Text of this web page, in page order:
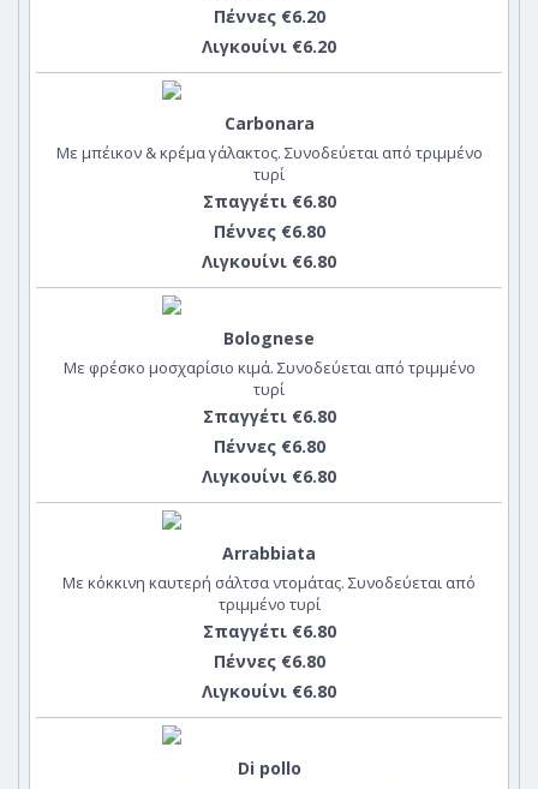
Πέννες €6.20
Λιγκουίνι €6.20
Carbonara
Με μπέικον & κρέμα γάλακτος. Συνοδεύεται από τριμμένο
τυρί
Σπαγγέτι €6.80
Πέννες €6.80
Λιγκουίνι €6.80
Bolognese
Με φρέσκο μοσχαρίσιο κιμά. Συνοδεύεται από τριμμένο
τυρί
Σπαγγέτι €6.80
Πέννες €6.80
Λιγκουίνι €6.80
Arrabbiata
Με κόκκινη καυτερή σάλτσα ντομάτας. Συνοδεύεται από
τριμμένο τυρί
Σπαγγέτι €6.80
Πέννες €6.80
Λιγκουίνι €6.80
Di pollo